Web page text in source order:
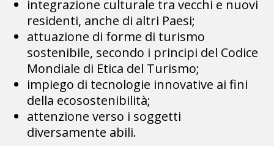
integrazione culturale tra vecchi e nuovi
residenti, anche di altri Paesi;
attuazione di forme di turismo
sostenibile, secondo i principi del Codice
Mondiale di Etica del Turismo;
impiego di tecnologie innovative ai fini
della ecosostenibilità;
attenzione verso i soggetti
diversamente abili.